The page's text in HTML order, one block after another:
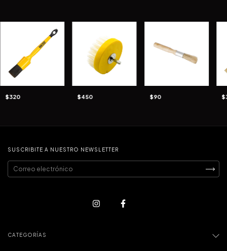
$320 $450 $90
SUSCRIBITE A NUESTRO NEWSLETTER
CATEGORÍAS